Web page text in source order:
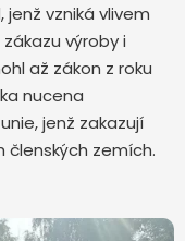
vzniká vlivem
výroby i
až zákon z roku
nucena
jenž zakazují
zemích.